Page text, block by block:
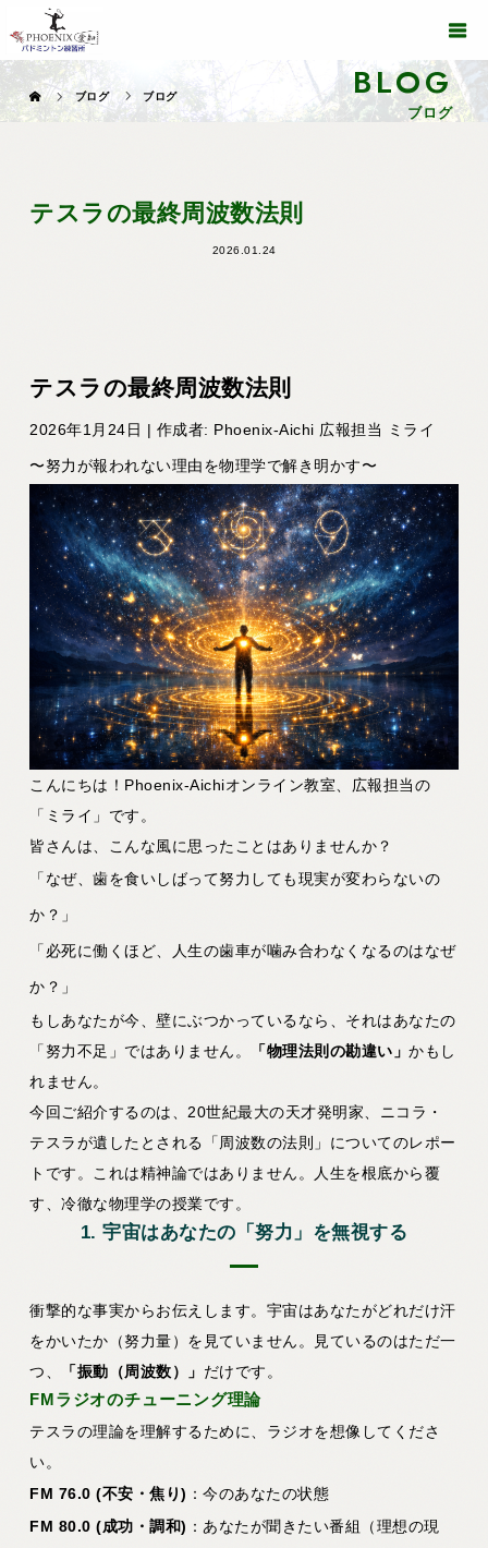
BLOG
ブログ
ブログ ブログ
テスラの最終周波数法則
2026.01.24
テスラの最終周波数法則
2026年1月24日 | 作成者: Phoenix-Aichi 広報担当 ミライ
〜努力が報われない理由を物理学で解き明かす〜
こんにちは！Phoenix-Aichiオンライン教室、広報担当の
「ミライ」です。
皆さんは、こんな風に思ったことはありませんか？
「なぜ、歯を食いしばって努力しても現実が変わらないの
か？」
「必死に働くほど、人生の歯車が噛み合わなくなるのはなぜ
か？」
もしあなたが今、壁にぶつかっているなら、それはあなたの
「努力不足」ではありません。
「物理法則の勘違い」かもし
れません。
今回ご紹介するのは、20世紀最大の天才発明家、ニコラ・
テスラが遺したとされる「周波数の法則」についてのレポー
トです。これは精神論ではありません。人生を根底から覆
す、冷徹な物理学の授業です。
1. 宇宙はあなたの「努力」を無視する
衝撃的な事実からお伝えします。宇宙はあなたがどれだけ汗
をかいたか（努力量）を見ていません。見ているのはただ一
つ、
「振動（周波数）」 だけです。
FMラジオのチューニング理論
テスラの理論を理解するために、ラジオを想像してくださ
い。
FM 76.0 (不安・焦り) ：今のあなたの状態
FM 80.0 (成功・調和) ：あなたが聞きたい番組（理想の現